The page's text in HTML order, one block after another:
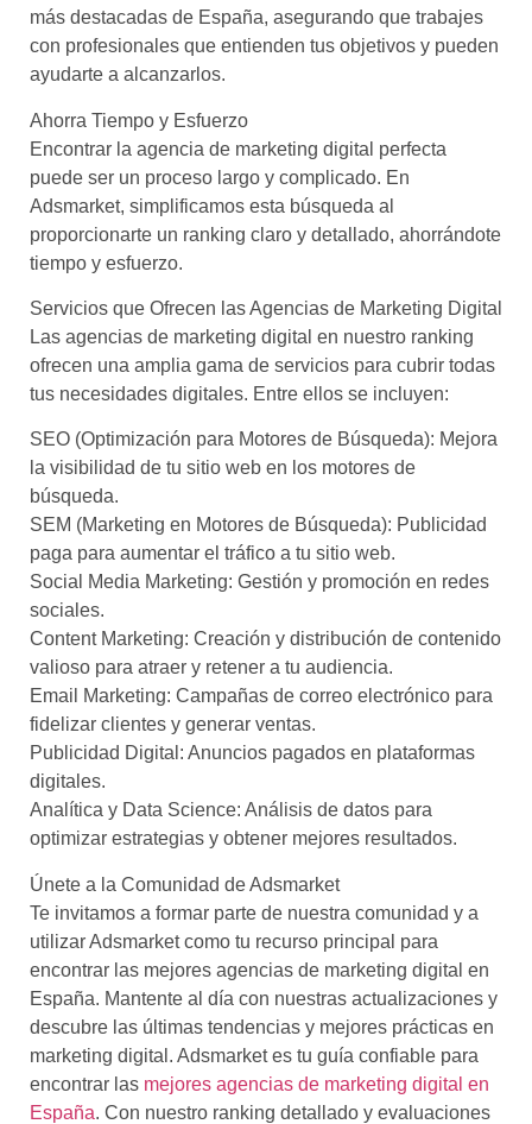
más destacadas de España, asegurando que trabajes
con profesionales que entienden tus objetivos y pueden
ayudarte a alcanzarlos.
Ahorra Tiempo y Esfuerzo
Encontrar la agencia de marketing digital perfecta
puede ser un proceso largo y complicado. En
Adsmarket, simplificamos esta búsqueda al
proporcionarte un ranking claro y detallado, ahorrándote
tiempo y esfuerzo.
Servicios que Ofrecen las Agencias de Marketing Digital
Las agencias de marketing digital en nuestro ranking
ofrecen una amplia gama de servicios para cubrir todas
tus necesidades digitales. Entre ellos se incluyen:
SEO (Optimización para Motores de Búsqueda): Mejora
la visibilidad de tu sitio web en los motores de
búsqueda.
SEM (Marketing en Motores de Búsqueda): Publicidad
paga para aumentar el tráfico a tu sitio web.
Social Media Marketing: Gestión y promoción en redes
sociales.
Content Marketing: Creación y distribución de contenido
valioso para atraer y retener a tu audiencia.
Email Marketing: Campañas de correo electrónico para
fidelizar clientes y generar ventas.
Publicidad Digital: Anuncios pagados en plataformas
digitales.
Analítica y Data Science: Análisis de datos para
optimizar estrategias y obtener mejores resultados.
Únete a la Comunidad de Adsmarket
Te invitamos a formar parte de nuestra comunidad y a
utilizar Adsmarket como tu recurso principal para
encontrar las mejores agencias de marketing digital en
España. Mantente al día con nuestras actualizaciones y
descubre las últimas tendencias y mejores prácticas en
marketing digital. Adsmarket es tu guía confiable para
encontrar las mejores agencias de marketing digital en
España. Con nuestro ranking detallado y evaluaciones